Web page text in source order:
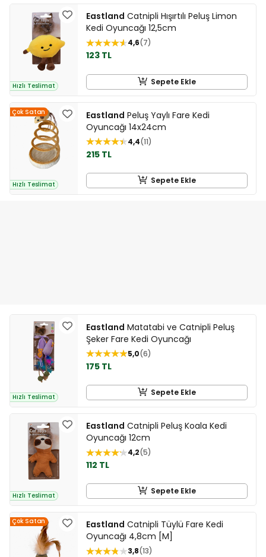
Hızlı Teslimat
Eastland Catnipli Hışırtılı Peluş Limon
Kedi Oyuncağı 12,5cm
4,6 7
123 TL
Sepete Ekle
Çok Satan
Hızlı Teslimat
Eastland Peluş Yaylı Fare Kedi
Oyuncağı 14x24cm
4,4 11
215 TL
Sepete Ekle
Hızlı Teslimat
Eastland Matatabi ve Catnipli Peluş
Şeker Fare Kedi Oyuncağı
5,0 6
175 TL
Sepete Ekle
Hızlı Teslimat
Eastland Catnipli Peluş Koala Kedi
Oyuncağı 12cm
4,2 5
112 TL
Sepete Ekle
Çok Satan Eastland Catnipli Tüylü Fare Kedi
Oyuncağı 4,8cm [M]
3,8 13